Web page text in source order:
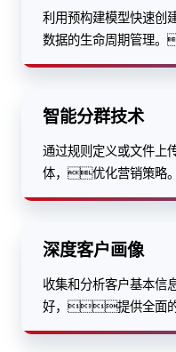
利用预构建模型快速
数据的生命周期管理
智能分群技术
通过规则定义或文件
体，优化营销策
深度客户画像
收集和分析客户基本
好，提供全面